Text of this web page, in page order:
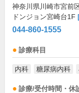
神奈川県川崎市宮前
ドンジョン宮崎台1F
044-860-1555
診療科目
内科 糖尿病内科
診療/受付時間・休